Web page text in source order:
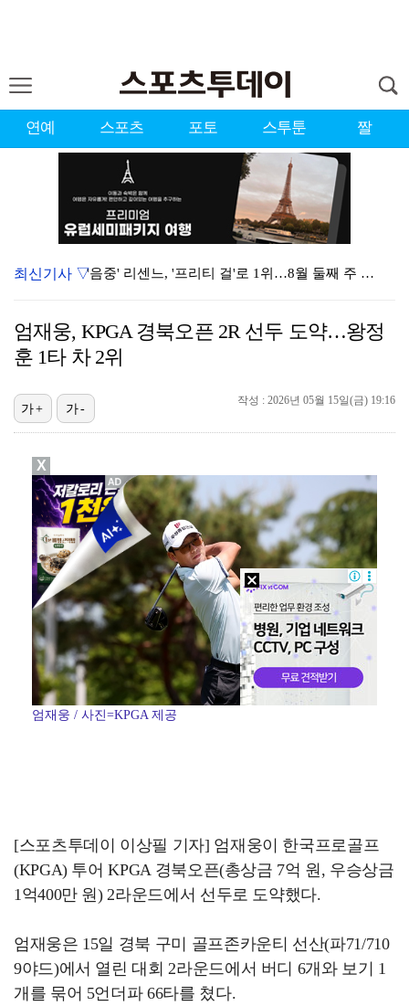
연예 스포츠 포토 스투툰 짤
'음중' 리센느, '프리티 걸'로 1위…8월 둘째 주 …
강채연, 제주삼다수 3R 선두 질주…서어진·장은수 1타…
아이들, '톰보이'까지 MV 4억뷰 돌파…통산 3번째 …
"큰 섭섭함 안겨 미안"…블랙핑크 지수, 10주년 잡음…
생애 첫 승 노리는 강채연·서어진·장은수, 제주삼다수 …
[ST포토] 정지효, 퍼터 확인
축구협회 성접대 파문에 더불어민주당 "타락한 뒷거래로 …
최신기사 ▽
엄재웅, KPGA 경북오픈 2R 선두 도약…왕정
훈 1타 차 2위
작성 : 2026년 05월 15일(금) 19:16
가+ 가-
엄재웅 / 사진=KPGA 제공
[스포츠투데이 이상필 기자] 엄재웅이 한국프로골프
(KPGA) 투어 KPGA 경북오픈(총상금 7억 원, 우승상금
1억400만 원) 2라운드에서 선두로 도약했다.
엄재웅은 15일 경북 구미 골프존카운티 선산(파71/710
9야드)에서 열린 대회 2라운드에서 버디 6개와 보기 1
개를 묶어 5언더파 66타를 쳤다.
X